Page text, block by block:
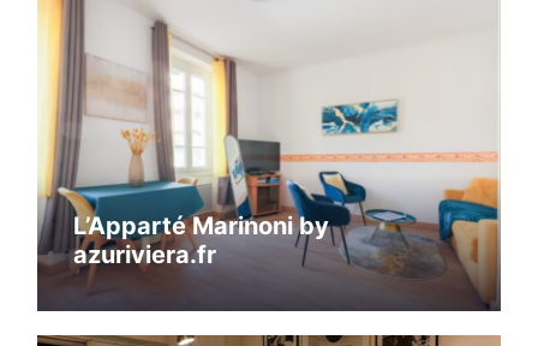
L’Apparté Marinoni by
azuriviera.fr